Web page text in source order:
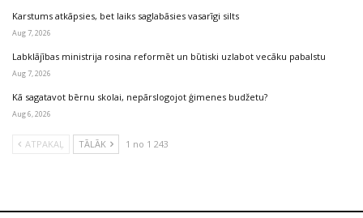
Karstums atkāpsies, bet laiks saglabāsies vasarīgi silts
Aug 7, 2026
Labklājības ministrija rosina reformēt un būtiski uzlabot vecāku pabalstu
Aug 7, 2026
Kā sagatavot bērnu skolai, nepārslogojot ģimenes budžetu?
Aug 6, 2026
ATPAKAĻ TĀLĀK 1 no 1 243